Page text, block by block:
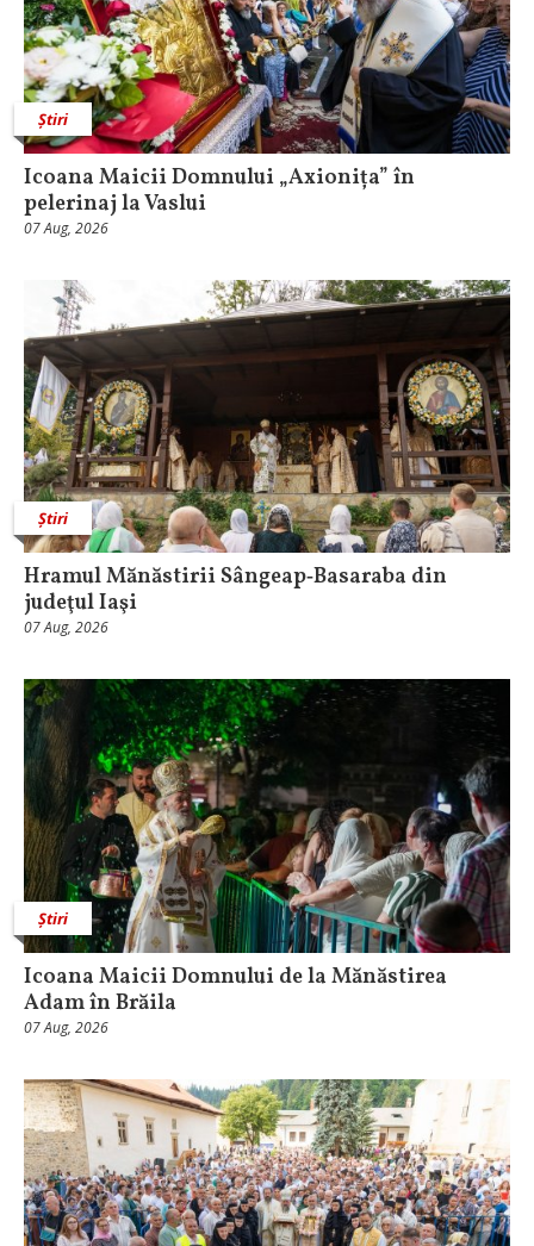
Știri
Icoana Maicii Domnului „Axionița” în
pelerinaj la Vaslui
07 Aug, 2026
Știri
Hramul Mănăstirii Sângeap‑Basaraba din
judeţul Iaşi
07 Aug, 2026
Știri
Icoana Maicii Domnului de la Mănăstirea
Adam în Brăila
07 Aug, 2026